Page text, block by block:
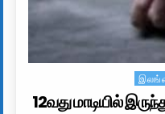
12வது மாடியில்